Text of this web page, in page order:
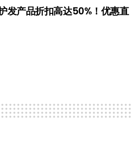
发产品折扣高达50%！优惠直